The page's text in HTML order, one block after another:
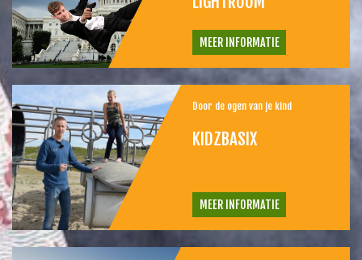
MEER INFORMATIE
Door de ogen van je kind
KIDZBASIX
MEER INFORMATIE